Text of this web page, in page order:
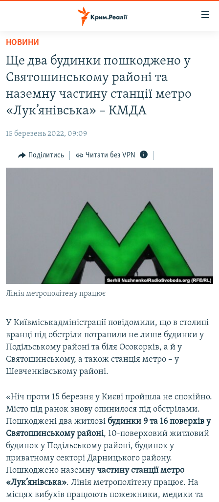
Перейти
основного
матеріалу
до
основної
Перейти
пошуку
ВОДА.КРИМ
ПОЛІТИКА
ПОГЛЯД
ІНТЕРВ'Ю
ВІДЕОУРОКИ «ELIFBE»
СВІДЧЕННЯ ОКУПАЦІЇ
УКРАЇНСЬКА ПРОБЛЕМА КРИМУ
ІНФОГРАФІКА
ЯК ОБІЙТИ БЛОКУВАННЯ
ДОЛУЧАЙСЯ!
Усі сайти RFE/RL
НОВИНИ
Ще два будинки пошкоджено у
Святошинському районі та
наземну частину станції метро
«Лук’янівська» – КМДА
15 березень 2022, 09:09
Поділитись Читати без VPN
Лінія метрополітену працює
У Київміськадміністрації повідомили, що в столиці
вранці під обстріли потрапили не лише будинки у
Подільському районі та біля Осокорків, а й у
Святошинському, а також станція метро – у
Шевченківському районі.
«Ніч проти 15 березня у Києві пройшла не спокійно.
Місто під ранок знову опинилося під обстрілами.
Пошкоджені два житлові будинки 9 та 16 поверхів у
Святошинському районі, 10-поверховий житловий
будинок у Подільському районі, будинок у
приватному секторі Дарницького району.
Пошкоджено наземну частину станції метро
«Лук’янівська». Лінія метрополітену працює. На
місцях вибухів працюють пожежники, медики та